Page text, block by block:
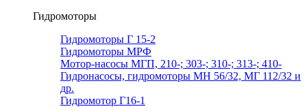
Гидромоторы
Гидромоторы Г 15-2
Гидромоторы МРФ
Мотор-насосы МГП, 210-; 303-; 310-; 313-; 410-
Гидронасосы, гидромоторы МН 56/32, МГ 112/32 и
др.
Гидромотор Г16-1